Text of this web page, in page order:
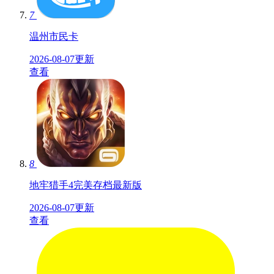
7
温州市民卡
2026-08-07更新
查看
8
地牢猎手4完美存档最新版
2026-08-07更新
查看